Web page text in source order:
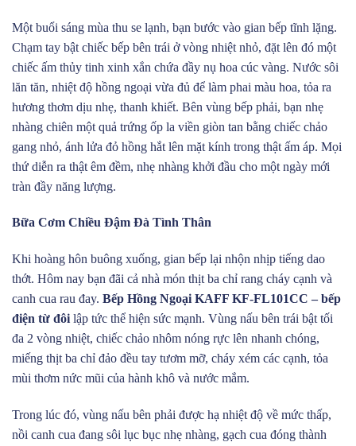
Một buổi sáng mùa thu se lạnh, bạn bước vào gian bếp tĩnh lặng.
Chạm tay bật chiếc bếp bên trái ở vòng nhiệt nhỏ, đặt lên đó một
chiếc ấm thủy tinh xinh xắn chứa đầy nụ hoa cúc vàng. Nước sôi
lăn tăn, nhiệt độ hồng ngoại vừa đủ để làm phai màu hoa, tỏa ra
hương thơm dịu nhẹ, thanh khiết. Bên vùng bếp phải, bạn nhẹ
nhàng chiên một quả trứng ốp la viền giòn tan bằng chiếc chảo
gang nhỏ, ánh lửa đỏ hồng hắt lên mặt kính trong thật ấm áp. Mọi
thứ diễn ra thật êm đềm, nhẹ nhàng khởi đầu cho một ngày mới
tràn đầy năng lượng.
Bữa Cơm Chiều Đậm Đà Tình Thân
Khi hoàng hôn buông xuống, gian bếp lại nhộn nhịp tiếng dao
thớt. Hôm nay bạn đãi cả nhà món thịt ba chỉ rang cháy cạnh và
canh cua rau đay. Bếp Hồng Ngoại KAFF KF-FL101CC – bếp
điện từ đôi lập tức thể hiện sức mạnh. Vùng nấu bên trái bật tối
đa 2 vòng nhiệt, chiếc chảo nhôm nóng rực lên nhanh chóng,
miếng thịt ba chỉ đảo đều tay tươm mỡ, cháy xém các cạnh, tỏa
mùi thơm nức mũi của hành khô và nước mắm.
Trong lúc đó, vùng nấu bên phải được hạ nhiệt độ về mức thấp,
nồi canh cua đang sôi lục bục nhẹ nhàng, gạch cua đóng thành